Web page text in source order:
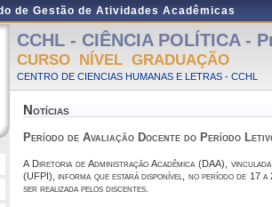
de Gestão de Atividades Acadêmicas
CCHL - CIÊNCIA POLÍTICA -
CURSO NÍVEL GRADUAÇÃO
CENTRO DE CIENCIAS HUMANAS E LETRAS - CCHL
Notícias
Período de Avaliação Docente do Período
A Diretoria de Administração Acadêmica (DAA),
(UFPI), informa que estará disponível, no período de 17 a
ser realizada pelos discentes.